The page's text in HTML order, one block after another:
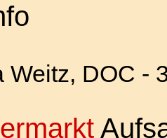
Weitz, DOC -